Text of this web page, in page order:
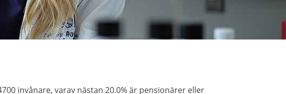
invånare, varav nästan 20.0% är pensionärer eller